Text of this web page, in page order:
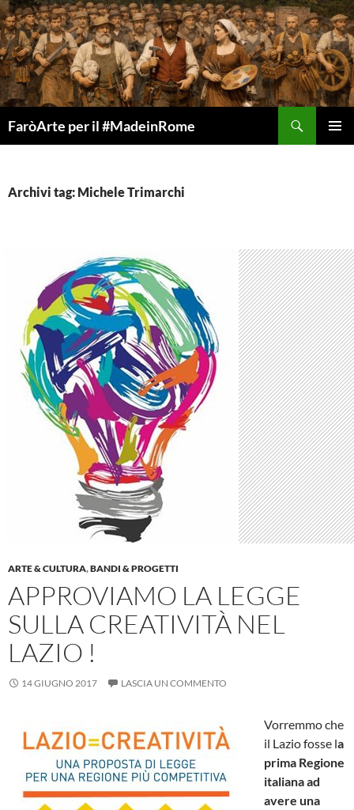
Vai
al
contenuto
FaròArte per il #MadeinRome
Archivi tag: Michele Trimarchi
ARTE & CULTURA,BANDI & PROGETTI
APPROVIAMO LA LEGGE
SULLA CREATIVITÀ NEL
LAZIO !
14 GIUGNO 2017 LASCIA UN COMMENTO
Vorremmo che
il Lazio fosse la
prima Regione
italiana ad
avere una